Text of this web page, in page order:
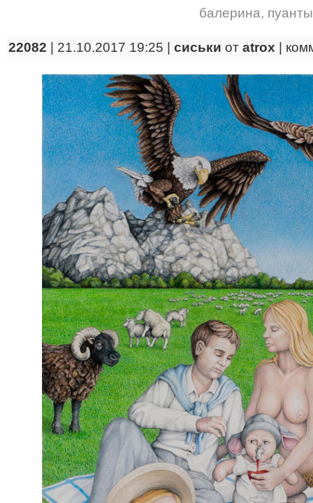
балерина, пуанты
22082 | 21.10.2017 19:25 | сиськи от atrox